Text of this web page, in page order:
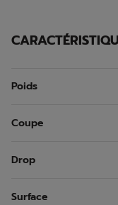
Poids
Coupe
Drop
Surface